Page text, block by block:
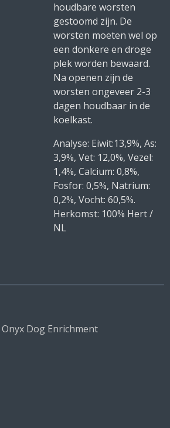
houdbare worsten
gestoomd zijn. De
worsten moeten wel op
een donkere en droge
plek worden bewaard.
Na openen zijn de
worsten ongeveer 2-3
dagen houdbaar in de
koelkast.
Analyse: Eiwit:13,9%, As:
3,9%, Vet: 12,0%, Vezel:
1,4%, Calcium: 0,8%,
Fosfor: 0,5%, Natrium:
0,2%, Vocht: 60,5%.
Herkomst: 100% Hert /
NL
Dog Enrichment